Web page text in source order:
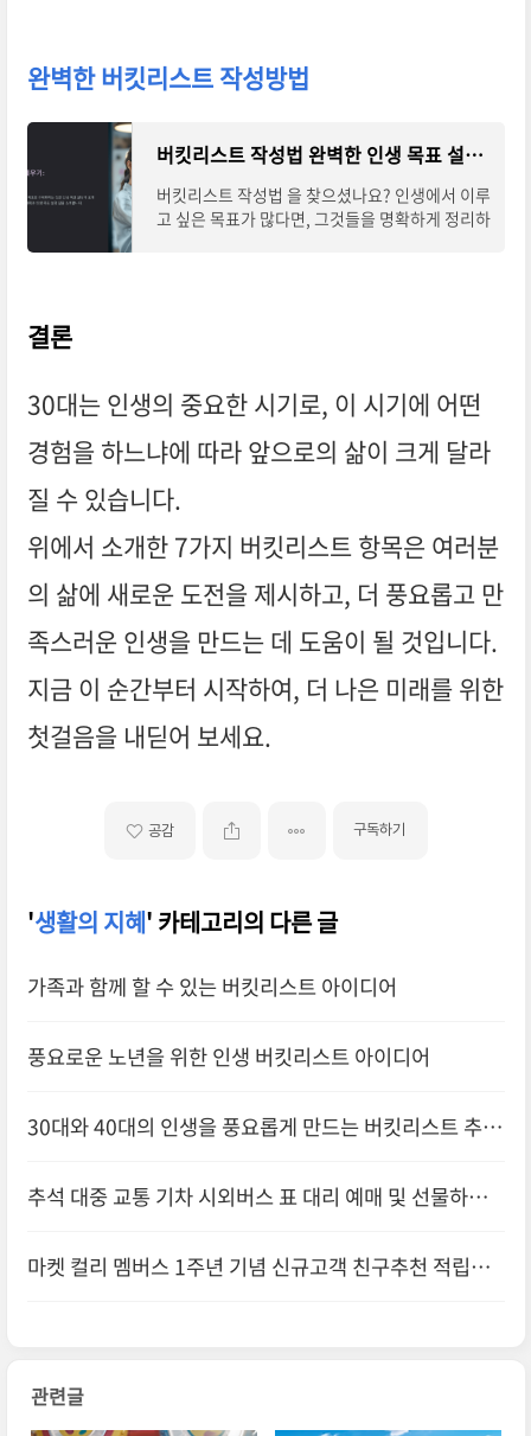
완벽한 버킷리스트 작성방법
버킷리스트 작성법 완벽한 인생 목표 설정 팁
버킷리스트 작성법 을 찾으셨나요? 인생에서 이루
고 싶은 목표가 많다면, 그것들을 명확하게 정리하
결론
30대는 인생의 중요한 시기로, 이 시기에 어떤
경험을 하느냐에 따라 앞으로의 삶이 크게 달라
질 수 있습니다.
위에서 소개한 7가지 버킷리스트 항목은 여러분
의 삶에 새로운 도전을 제시하고, 더 풍요롭고 만
족스러운 인생을 만드는 데 도움이 될 것입니다.
지금 이 순간부터 시작하여, 더 나은 미래를 위한
첫걸음을 내딛어 보세요.
공감 구독하기
'생활의 지혜' 카테고리의 다른 글
가족과 함께 할 수 있는 버킷리스트 아이디어
풍요로운 노년을 위한 인생 버킷리스트 아이디어
30대와 40대의 인생을 풍요롭게 만드는 버킷리스트 추천
추석 대중 교통 기차 시외버스 표 대리 예매 및 선물하기
마켓 컬리 멤버스 1주년 기념 신규고객 친구추천 적립금
관련글